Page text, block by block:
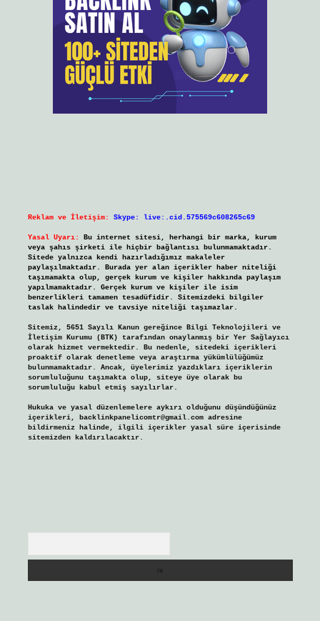
Reklam ve İletişim: Skype: live:.cid.575569c608265c69
Yasal Uyarı:
Bu internet sitesi, herhangi bir marka, kurum
veya şahıs şirketi ile hiçbir bağlantısı bulunmamaktadır.
Sitede yalnızca kendi hazırladığımız makaleler
paylaşılmaktadır. Burada yer alan içerikler haber niteliği
taşımamakta olup, gerçek kurum ve kişiler hakkında paylaşım
yapılmamaktadır. Gerçek kurum ve kişiler ile isim
benzerlikleri tamamen tesadüfidir. Sitemizdeki bilgiler
taslak halindedir ve tavsiye niteliği taşımazlar.
Sitemiz, 5651 Sayılı Kanun gereğince Bilgi Teknolojileri ve
İletişim Kurumu (BTK) tarafından onaylanmış bir Yer Sağlayıcı
olarak hizmet vermektedir. Bu nedenle, sitedeki içerikleri
proaktif olarak denetleme veya araştırma yükümlülüğümüz
bulunmamaktadır. Ancak, üyelerimiz yazdıkları içeriklerin
sorumluluğunu taşımakta olup, siteye üye olarak bu
sorumluluğu kabul etmiş sayılırlar.
Hukuka ve yasal düzenlemelere aykırı olduğunu düşündüğünüz
içerikleri, backlinkpanelicomtr@gmail.comadresine
bildirmeniz halinde, ilgili içerikler yasal süre içerisinde
sitemizden kaldırılacaktır.